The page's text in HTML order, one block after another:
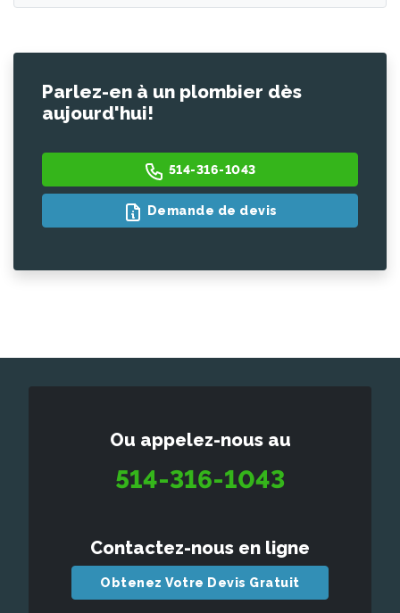
Parlez-en à un plombier dès
aujourd'hui!
514-316-1043
Demande de devis
Ou appelez-nous au
514-316-1043
Contactez-nous en ligne
Obtenez Votre Devis Gratuit